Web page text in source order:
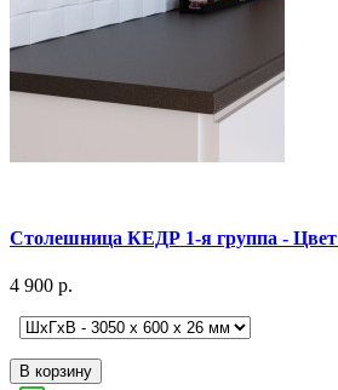
Столешница КЕДР 1-я группа -
4 900 р.
В корзину